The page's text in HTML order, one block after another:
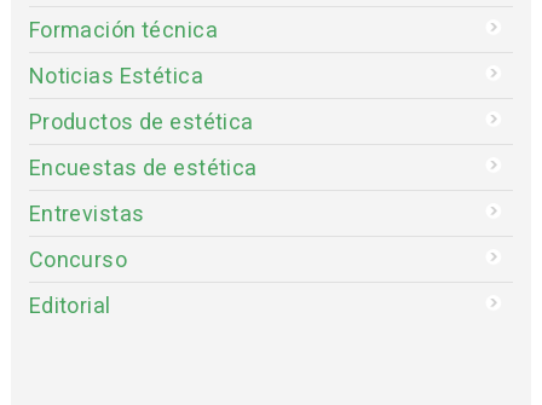
Formación técnica
Noticias Estética
Productos de estética
Encuestas de estética
Entrevistas
Concurso
Editorial